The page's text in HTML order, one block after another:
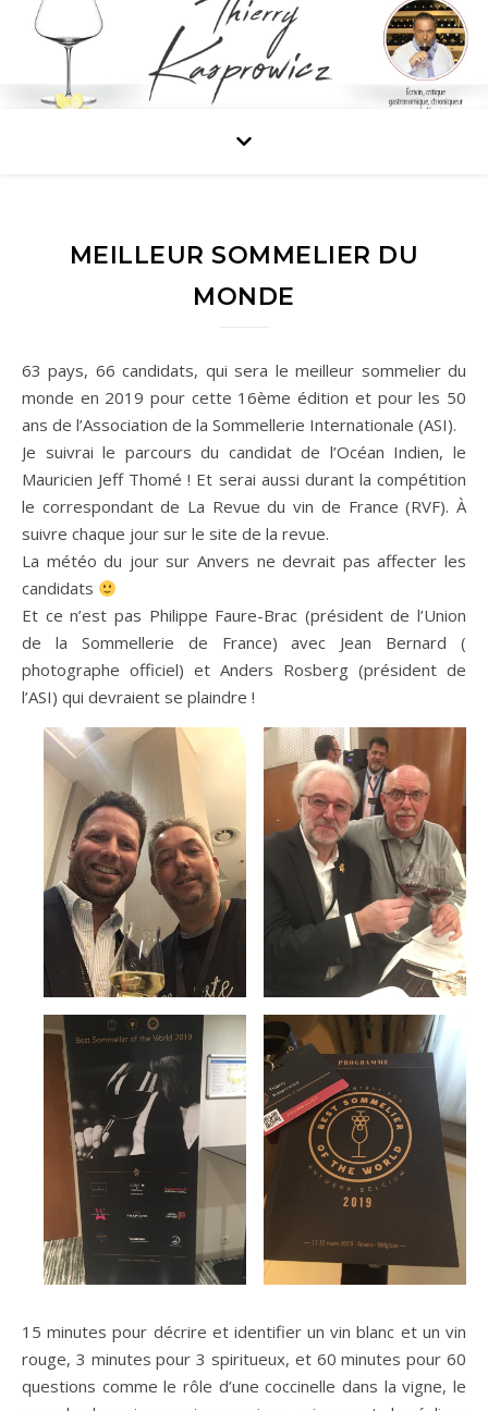
MEILLEUR SOMMELIER DU
MONDE
63 pays, 66 candidats, qui sera le meilleur sommelier du
monde en 2019 pour cette 16ème édition et pour les 50
ans de l’Association de la Sommellerie Internationale (ASI).
Je suivrai le parcours du candidat de l’Océan Indien, le
Mauricien Jeff Thomé ! Et serai aussi durant la compétition
le correspondant de La Revue du vin de France (RVF). À
suivre chaque jour sur le site de la revue.
La météo du jour sur Anvers ne devrait pas affecter les
candidats
Et ce n’est pas Philippe Faure-Brac (président de l’Union
de la Sommellerie de France) avec Jean Bernard (
photographe officiel) et Anders Rosberg (président de
l’ASI) qui devraient se plaindre !
15 minutes pour décrire et identifier un vin blanc et un vin
rouge, 3 minutes pour 3 spiritueux, et 60 minutes pour 60
questions comme le rôle d’une coccinelle dans la vigne, le